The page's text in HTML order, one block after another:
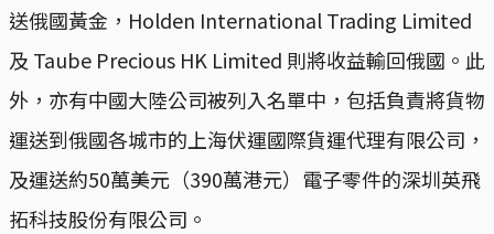
送俄國黃金，Holden International Trading Limited
及 Taube Precious HK Limited 則將收益輸回俄國。此
外，亦有中國大陸公司被列入名單中，包括負責將貨物
運送到俄國各城市的上海伏運國際貨運代理有限公司，
及運送約50萬美元（390萬港元）電子零件的深圳英飛
拓科技股份有限公司。